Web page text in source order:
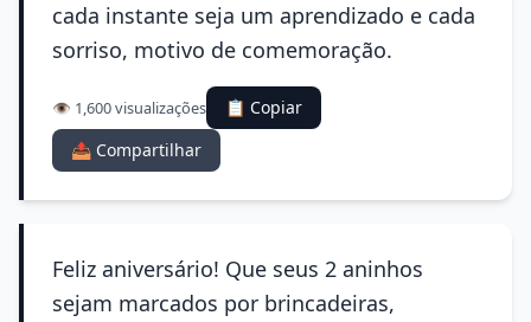
cada instante seja um aprendizado e cada
sorriso, motivo de comemoração.
👁️ 1,600 visualizações
📋 Copiar
📤 Compartilhar
Feliz aniversário! Que seus 2 aninhos
sejam marcados por brincadeiras,